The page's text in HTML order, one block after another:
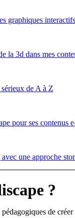
graphiques
la 3d dans mes
de A à Z
pour ses contenus
une approche
?
de créer